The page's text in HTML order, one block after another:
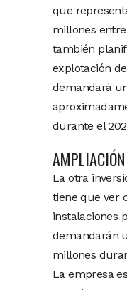
que
millones entre
también
explotación
demandará
durante el
La otra
tiene que ver
instalaciones
demandarán
millones
La empresa